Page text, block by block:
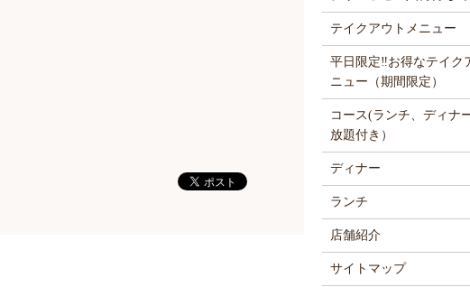
テイクアウトメニュー
平日限定‼お得なテイク
ニュー（期間限定）
コース(ランチ、ディナ
放題付き）
ディナー
ランチ
店舗紹介
サイトマップ